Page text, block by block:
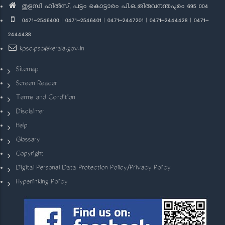
തുളസി ഹിൽസ്, പട്ടം കൊട്ടാരം പി.ഒ.,തിരുവനന്തപുരം 695 004
0471-2546400 | 0471-2546401 | 0471-2447201 | 0471-2444428 | 0471-
2444438
kpsc.psc@kerala.gov.in
Sitemap
Screen Reader
Terms and Condition
Disclaimer
Help
Glossary
Copyright
Digital Personal Data Protection Policy/Privacy Policy
Hyperlinking Policy